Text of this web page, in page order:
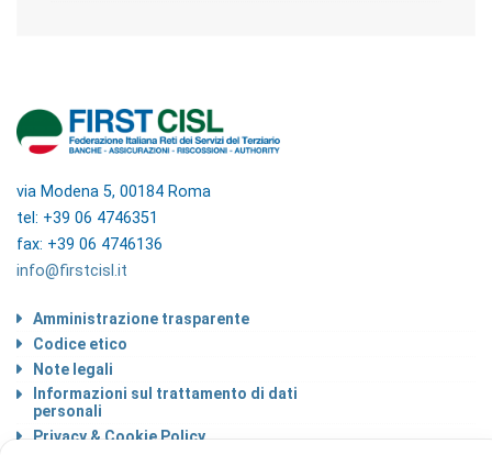
via Modena 5, 00184 Roma
tel: +39 06 4746351
fax: +39 06 4746136
info@firstcisl.it
Amministrazione trasparente
Codice etico
Note legali
Informazioni sul trattamento di dati
personali
Privacy & Cookie Policy